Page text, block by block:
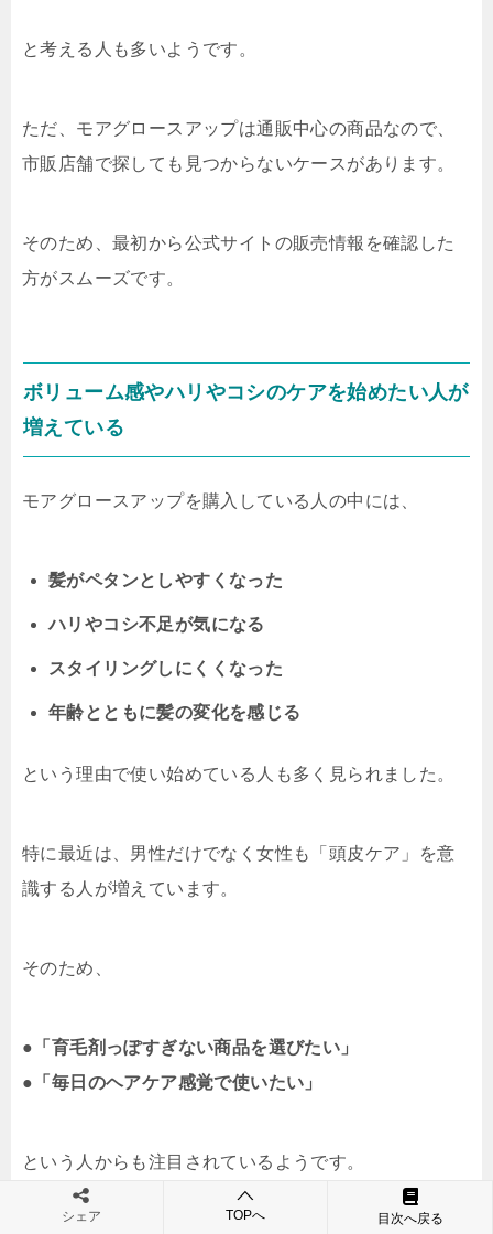
と考える人も多いようです。
ただ、モアグロースアップは通販中心の商品なので、
市販店舗で探しても見つからないケースがあります。
そのため、最初から公式サイトの販売情報を確認した
方がスムーズです。
ボリューム感やハリやコシのケアを始めたい人が
増えている
モアグロースアップを購入している人の中には、
髪がペタンとしやすくなった
ハリやコシ不足が気になる
スタイリングしにくくなった
年齢とともに髪の変化を感じる
という理由で使い始めている人も多く見られました。
特に最近は、男性だけでなく女性も「頭皮ケア」を意
識する人が増えています。
そのため、
● 「育毛剤っぽすぎない商品を選びたい」
● 「毎日のヘアケア感覚で使いたい」
という人からも注目されているようです。
シェア TOPへ 目次へ戻る